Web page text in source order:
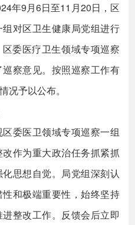
年9月6日至11月20日，区
对区卫生健康局党组进行
委医疗卫生领域专项巡察
察意见。按照巡察工作有
况予以公布。
委医卫领域专项巡察一组
作为重大政治任务抓紧抓
思想自觉。局党组深刻认
和极端重要性，始终坚持
整改工作。反馈会后立即